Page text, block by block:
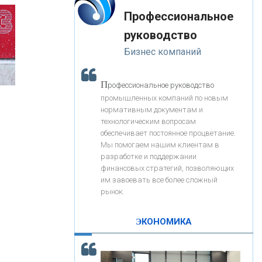
«ЗАПСИБКОМБАНК»
«РОСЕВРОБАНК»
«ПРЕСС-СЛУЖБА ВТБ24»
«АВТОГРАДБАНК»
«ПРОМРЕГИОНБАНК»
ОНАС
КОНТАКТЫ
корость - один из главных трендов в
кредитовании бизнеса - «Интервью»
-- Лучшее, что можно сделать с хорошим советом, это
пропустить его мимо ушей. Он никогда не бывает
полезен никому, кроме того, кто его дал.
-- Люблю давать советы и очень не люблю, когда их
дают мне.
Профессиональное
руководство
Бизнес компаний
Профессиональное руководство
промышленных компаний по новым
нормативным документам и
технологическим вопросам
обеспечивает постоянное процветание.
Мы помогаем нашим клиентам в
разработке и поддержании
финансовых стратегий, позволяющих
им завоевать все более сложный
рынок.
ЭКОНОМИКА